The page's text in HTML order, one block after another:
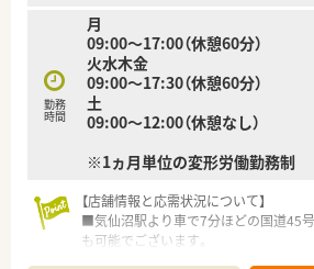
勤務
時間
月
09:00～17:00（休憩60分）
火水木金
09:00～17:30（休憩60分）
土
09:00～12:00（休憩なし）
※1ヵ月単位の変形労働勤務制
【店舗情報と応需状況について】
■気仙沼駅より車で7分ほどの国道45
も可能でございます。